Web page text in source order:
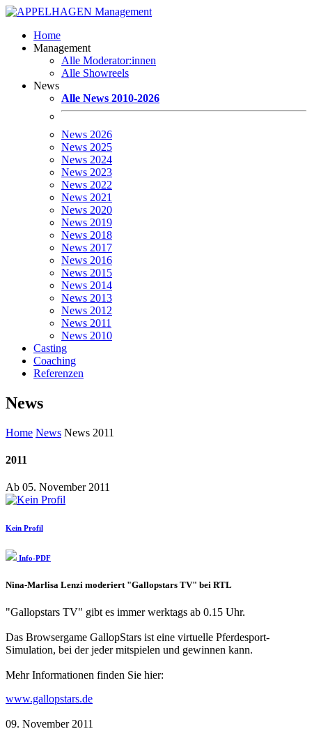
Home
Management
Alle Moderator:innen
Alle Showreels
News
Alle News 2010-2026
News 2026
News 2025
News 2024
News 2023
News 2022
News 2021
News 2020
News 2019
News 2018
News 2017
News 2016
News 2015
News 2014
News 2013
News 2012
News 2011
News 2010
Casting
Coaching
Referenzen
News
Home News News 2011
2011
Ab 05. November 2011
Kein Profil
Info-PDF
Nina-Marlisa Lenzi moderiert "Gallopstars TV" bei RTL
"Gallopstars TV" gibt es immer werktags ab 0.15 Uhr.
Das Browsergame GallopStars ist eine virtuelle Pferdesport-
Simulation, bei der jeder mitspielen und gewinnen kann.
Mehr Informationen finden Sie hier:
www.gallopstars.de
09. November 2011